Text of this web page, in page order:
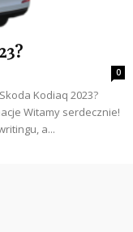
0
Kodiaq 2023?
Witamy serdecznie!
a...